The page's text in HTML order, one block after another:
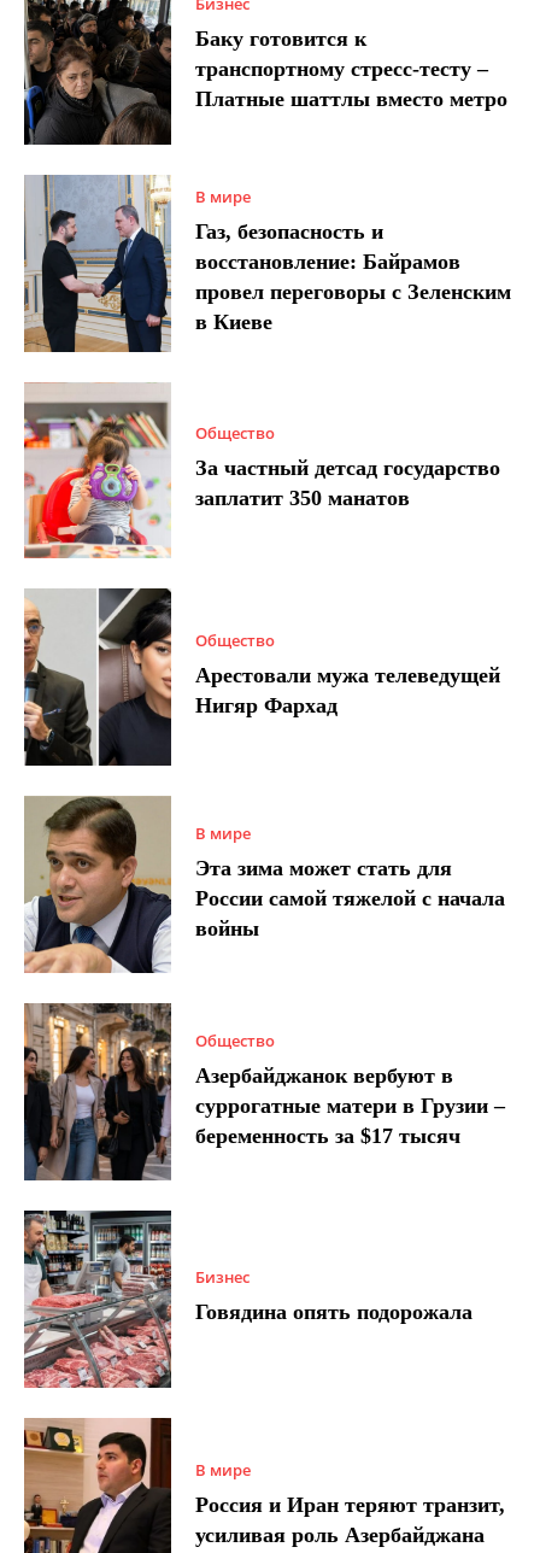
Баку готовится к
транспортному стресс-тесту –
Платные шаттлы вместо метро
В мире
Газ, безопасность и
восстановление: Байрамов
провел переговоры с Зеленским
в Киеве
Общество
За частный детсад государство
заплатит 350 манатов
Общество
Арестовали мужа телеведущей
Нигяр Фархад
В мире
Эта зима может стать для
России самой тяжелой с начала
войны
Общество
Азербайджанок вербуют в
суррогатные матери в Грузии –
беременность за $17 тысяч
Бизнес
Говядина опять подорожала
В мире
Россия и Иран теряют транзит,
усиливая роль Азербайджана